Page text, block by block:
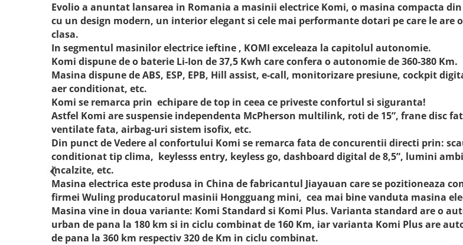
Evolio a anuntat lansarea in Romania a masinii electrice Komi, o masina compacta
cu un design modern, un interior elegant si cele mai performante dotari pe care le are
clasa.
In segmentul masinilor electrice ieftine , KOMI exceleaza la capitolul autonomie.
Komi dispune de o baterie Li-Ion de 37,5 Kwh care confera o autonomie de 360-380 Km.
Masina dispune de ABS, ESP, EPB, Hill assist, e-call, monitorizare presiune, cockpit
aer conditionat, etc.
Komi se remarca prin echipare de top in ceea ce priveste confortul si siguranta!
Astfel Komi are suspensie independenta McPherson multilink, roti de 15”, frane disc
ventilate fata, airbag-uri sistem isofix, etc.
Din punct de Vedere al confortului Komi se remarca fata de concurentii directi prin:
conditionat tip clima, keylesss entry, keyless go, dashboard digital de 8,5”, lumini
incalzite, etc.
Masina electrica este produsa in China de fabricantul Jiayauan care se pozitioneaza
firmei Wuling producatorul masinii Hongguang mini, cea mai bine vanduta masina
Masina vine in doua variante: Komi Standard si Komi Plus. Varianta standard are o
urban de pana la 180 km si in ciclu combinat de 160 Km, iar varianta Komi Plus are
de pana la 360 km respectiv 320 de Km in ciclu combinat.